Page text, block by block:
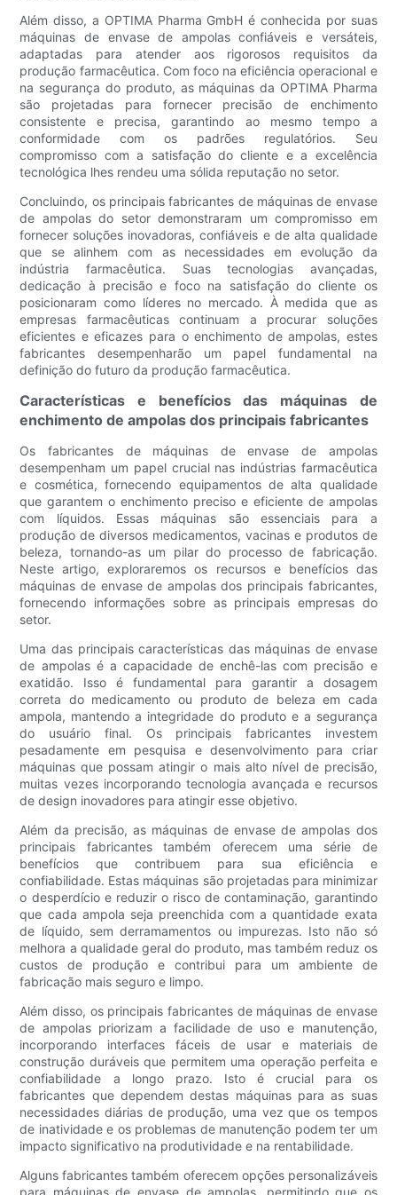
Além disso, a OPTIMA Pharma GmbH é conhecida por suas
máquinas de envase de ampolas confiáveis ​​e versáteis,
adaptadas para atender aos rigorosos requisitos da
produção farmacêutica. Com foco na eficiência operacional e
na segurança do produto, as máquinas da OPTIMA Pharma
são projetadas para fornecer precisão de enchimento
consistente e precisa, garantindo ao mesmo tempo a
conformidade com os padrões regulatórios. Seu
compromisso com a satisfação do cliente e a excelência
tecnológica lhes rendeu uma sólida reputação no setor.
Concluindo, os principais fabricantes de máquinas de envase
de ampolas do setor demonstraram um compromisso em
fornecer soluções inovadoras, confiáveis ​​e de alta qualidade
que se alinhem com as necessidades em evolução da
indústria farmacêutica. Suas tecnologias avançadas,
dedicação à precisão e foco na satisfação do cliente os
posicionaram como líderes no mercado. À medida que as
empresas farmacêuticas continuam a procurar soluções
eficientes e eficazes para o enchimento de ampolas, estes
fabricantes desempenharão um papel fundamental na
definição do futuro da produção farmacêutica.
Características e benefícios das máquinas de
enchimento de ampolas dos principais fabricantes
Os fabricantes de máquinas de envase de ampolas
desempenham um papel crucial nas indústrias farmacêutica
e cosmética, fornecendo equipamentos de alta qualidade
que garantem o enchimento preciso e eficiente de ampolas
com líquidos. Essas máquinas são essenciais para a
produção de diversos medicamentos, vacinas e produtos de
beleza, tornando-as um pilar do processo de fabricação.
Neste artigo, exploraremos os recursos e benefícios das
máquinas de envase de ampolas dos principais fabricantes,
fornecendo informações sobre as principais empresas do
setor.
Uma das principais características das máquinas de envase
de ampolas é a capacidade de enchê-las com precisão e
exatidão. Isso é fundamental para garantir a dosagem
correta do medicamento ou produto de beleza em cada
ampola, mantendo a integridade do produto e a segurança
do usuário final. Os principais fabricantes investem
pesadamente em pesquisa e desenvolvimento para criar
máquinas que possam atingir o mais alto nível de precisão,
muitas vezes incorporando tecnologia avançada e recursos
de design inovadores para atingir esse objetivo.
Além da precisão, as máquinas de envase de ampolas dos
principais fabricantes também oferecem uma série de
benefícios que contribuem para sua eficiência e
confiabilidade. Estas máquinas são projetadas para minimizar
o desperdício e reduzir o risco de contaminação, garantindo
que cada ampola seja preenchida com a quantidade exata
de líquido, sem derramamentos ou impurezas. Isto não só
melhora a qualidade geral do produto, mas também reduz os
custos de produção e contribui para um ambiente de
fabricação mais seguro e limpo.
Além disso, os principais fabricantes de máquinas de envase
de ampolas priorizam a facilidade de uso e manutenção,
incorporando interfaces fáceis de usar e materiais de
construção duráveis ​​que permitem uma operação perfeita e
confiabilidade a longo prazo. Isto é crucial para os
fabricantes que dependem destas máquinas para as suas
necessidades diárias de produção, uma vez que os tempos
de inatividade e os problemas de manutenção podem ter um
impacto significativo na produtividade e na rentabilidade.
Alguns fabricantes também oferecem opções personalizáveis